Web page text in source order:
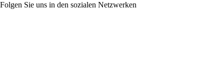
Folgen Sie uns in den sozialen Netzwerken